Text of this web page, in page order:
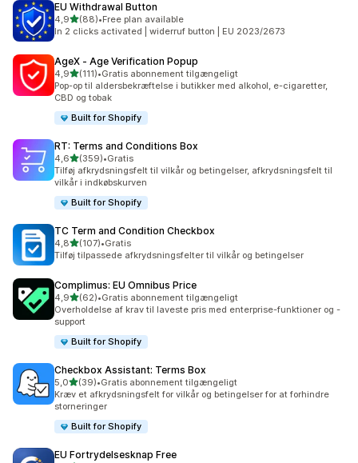
EU Withdrawal Button
4,9ud af 5 stjerner
(88)
88 anmeldelser i alt
•Free plan available
In 2 clicks activated | widerruf button | EU 2023/2673
AgeX ‑ Age Verification Popup
4,9ud af 5 stjerner
(111)
111 anmeldelser i alt
•Gratis abonnement tilgængeligt
Pop-op til aldersbekræftelse i butikker med alkohol, e-cigaretter,
CBD og tobak
Built for Shopify
RT: Terms and Conditions Box
4,6ud af 5 stjerner
(359)
359 anmeldelser i alt
•Gratis
Tilføj afkrydsningsfelt til vilkår og betingelser, afkrydsningsfelt til
vilkår i indkøbskurven
Built for Shopify
TC Term and Condition Checkbox
4,8ud af 5 stjerner
(107)
107 anmeldelser i alt
•Gratis
Tilføj tilpassede afkrydsningsfelter til vilkår og betingelser
Complimus: EU Omnibus Price
4,9ud af 5 stjerner
(62)
62 anmeldelser i alt
•Gratis abonnement tilgængeligt
Overholdelse af krav til laveste pris med enterprise-funktioner og -
support
Built for Shopify
Checkbox Assistant: Terms Box
5,0ud af 5 stjerner
(39)
39 anmeldelser i alt
•Gratis abonnement tilgængeligt
Kræv et afkrydsningsfelt for vilkår og betingelser for at forhindre
storneringer
Built for Shopify
EU Fortrydelsesknap Free